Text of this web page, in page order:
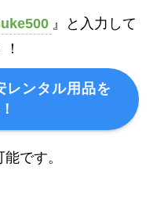
』と入力して
レンタル用品を
です。